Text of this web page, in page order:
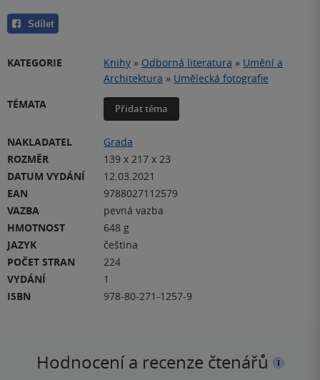
Sdílet
KATEGORIE Knihy » Odborná literatura » Umění a
Architektura » Umělecká fotografie
TÉMATA
Přidat téma
NAKLADATEL
Grada
ROZMĚR
139 x 217 x 23
DATUM VYDÁNÍ
12.03.2021
EAN
9788027112579
VAZBA
pevná vazba
HMOTNOST
648 g
JAZYK
čeština
POČET STRAN
224
VYDÁNÍ
1
ISBN
978-80-271-1257-9
Hodnocení a recenze čtenářů